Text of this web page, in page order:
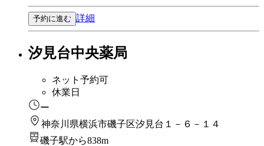
予約に進む 詳細
汐見台中央薬局
ネット予約可
休業日
ー
神奈川県横浜市磯子区汐見台１－６－１４
磯子駅から838m